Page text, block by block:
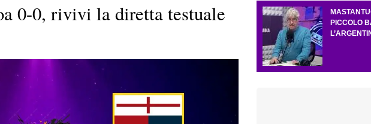
0-0, rivivi la diretta testuale
PICCOLO